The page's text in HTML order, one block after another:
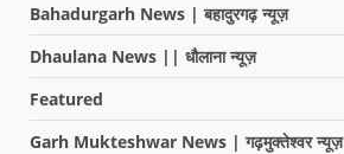
Bahadurgarh News | बहादुरगढ़ न्यूज़
Dhaulana News || धौलाना न्यूज़
Featured
Garh Mukteshwar News | गढ़मुक्तेश्वर न्यूज़